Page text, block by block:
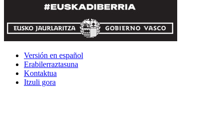
Versión en español
Erabilerraztasuna
Kontaktua
Itzuli gora